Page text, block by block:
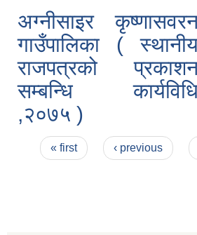
अग्नीसाइर
गाउँपालिका (
राजपत्रको
सम्बन्धि
,२०७५ )
Pages
« first ‹ previous